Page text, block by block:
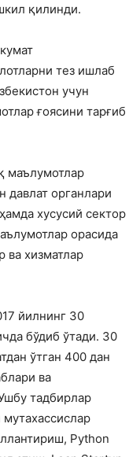
қилинди.
тез ишлаб
учун
ғоясини тарғиб
маълумотлар
давлат органлари
хусусий сектор
орасида
ва хизматлар
йилнинг 30
бўдиб ўтади. 30
ўтган 400 дан
ва
тадбирлар
Python